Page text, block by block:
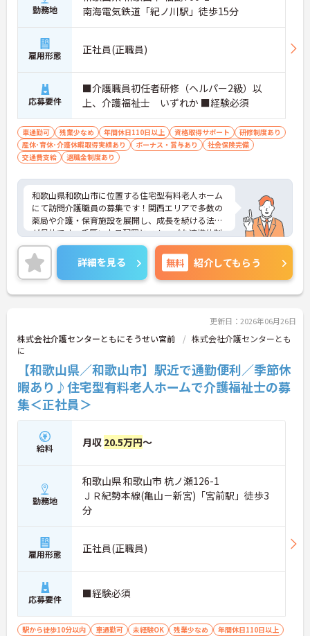
の機会も提供されます
・施設内には看護師が24時間常駐しており、急変時
の対応や専門的な医療処置は看護師が担当するため
負担が減ります
・介護スタッフと看護スタッフの比率が1対1で相談
しやすく、初任者研修や実務者研修からでも着実に
専門性を高められます
＜残業月7時間以下で身体の負担を軽減！＞
高く、急なシフト変更や無理な長時間勤務が発生し
にくい人員体制です
・訪問スケジュールに沿って施設内でのケアを行う
ため、月平均の残業時間は5時間から7時間程度とか
・夜勤明けの翌日は原則としてお休みとなるシフト
編成が組まれており、しっかりと休息を取りながら
長期的な就業が可能です
＜評価制度でキャリアアップ＞
・介護福祉士や初任者研修などの資格や実務経験、
夜勤回数がしっかりと給与に反映されるためモチベ
ーションを維持できます
・年次を問わずリーダーや主任などのマネジメント
キャリア形成が可能です
勤務地
南海電気鉄道「紀ノ川駅」徒歩15分
雇用形態 正社員(正職員)
応募要件
■介護職員初任者研修（ヘルパー2級）以
上、介護福祉士 いずれか ■経験必須
車通勤可 残業少なめ 年間休日110日以上 資格取得サポート
研修制度あり
産休･育休･介護休暇取得実績あり
ボーナス・賞与あり
社会保険完備
交通費支給
退職金制度あり
和歌山県和歌山市に位置する住宅型有料老人ホーム
にて訪問介護職員の募集です！関西エリアで多数の
薬局や介護・保育施設を展開し、成長を続ける法人
が母体です。手厚い人員配置とスムーズな連携体制
を整えています。最新設備を完備し、体力的な負担
を軽減する工夫が随所に施されています。月3日の希
望休や夜勤回数の相談が可能なシフト体制に加え、
残業なしでも年収400万円以上が可能という高い待
遇も魅力です。資格取得支援や外部研修などの教育
いう実績から、長期的なキャリア形成に最適な環境
です。
【柔軟なシフト調整により無理のない働き方が実現
可能です】
・月9から10日のお休みのうち3日は希望休を取得で
きるため、プライベートの予定に合わせて柔軟に働
けます
・夜勤回数の相談も可能であり、残業が発生しない
勤務体制のため、ご自身のライフスタイルを大切に
【充実の待遇と手厚い福利厚生で長く安定して活躍
できます】
・手当が充実しており残業なしでも年収400万円以
・育休や産休の取得率が100パーセントと高く、転
居を伴う転勤もないため、ライフステージが変化し
ても腰を据えて働き続けられます
詳細を見る 無料 紹介してもらう
更新日：2026年06月26日
株式会社介護センターともにそうせい宮前
株式会社介護センターとも
に
【和歌山県／和歌山市】駅近で通勤便利／季節休
暇あり♪住宅型有料老人ホームで介護福祉士の募
集＜正社員＞
給料 月収 20.5万円～
勤務地
和歌山県 和歌山市 杭ノ瀬126-1
ＪＲ紀勢本線(亀山－新宮)「宮前駅」徒歩3
分
雇用形態 正社員(正職員)
応募要件 ■経験必須
駅から徒歩10分以内 車通勤可 未経験OK 残業少なめ
年間休日110日以上